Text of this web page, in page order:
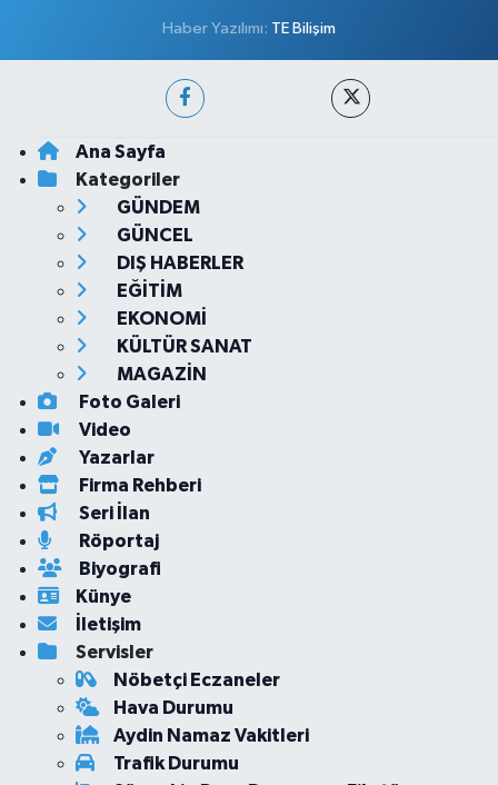
Haber Yazılımı: TE Bilişim
Ana Sayfa
Kategoriler
GÜNDEM
GÜNCEL
DIŞ HABERLER
EĞİTİM
EKONOMİ
KÜLTÜR SANAT
MAGAZİN
Foto Galeri
Video
Yazarlar
Firma Rehberi
Seri İlan
Röportaj
Biyografi
Künye
İletişim
Servisler
Nöbetçi Eczaneler
Hava Durumu
Aydin Namaz Vakitleri
Trafik Durumu